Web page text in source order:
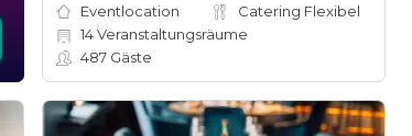
Eventlocation
Catering Flexibel
14Veranstaltungsräume
487 Gäste